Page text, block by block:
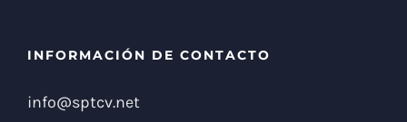
INFORMACIÓN DE CONTACTO
info@sptcv.net